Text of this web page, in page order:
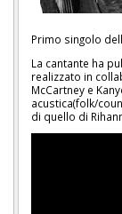
Primo singolo
La cantante ha
realizzato in
McCartney e
acustica(folk/
di quello di